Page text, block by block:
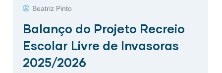
Beatriz Pinto
Balanço do Projeto Recreio
Escolar Livre de Invasoras
2025/2026